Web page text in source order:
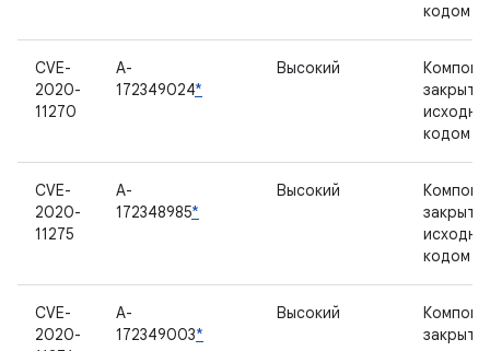
кодом
CVE-
2020-
11270
A-
172349024*
Высокий
кодом
CVE-
2020-
11275
A-
172348985*
Высокий
кодом
CVE-
2020-
A-
172349003*
Высокий